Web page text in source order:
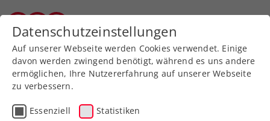
Aktuelle News
Datenschutzeinstellungen
Auf unserer Webseite werden Cookies verwendet. Einige
davon werden zwingend benötigt, während es uns andere
ermöglichen, Ihre Nutzererfahrung auf unserer Webseite
zu verbessern.
Essenziell Statistiken